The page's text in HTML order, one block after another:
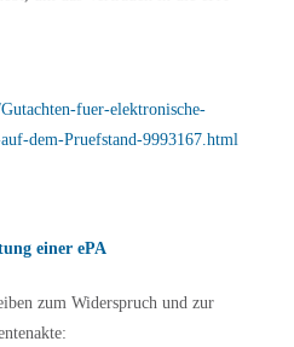
fuer-elektronische-
dem-Pruefstand-9993167.html
einer ePA
zum Widerspruch und zur